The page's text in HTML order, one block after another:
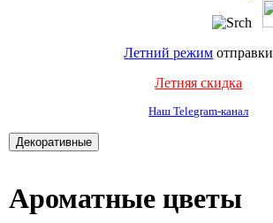
Летний режим отправки
Летняя скидка
Наш Telegram-канал
Ароматные цветы